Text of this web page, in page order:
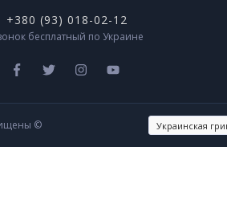
+380 (93) 018-02-12
бесплатный по Украине
©